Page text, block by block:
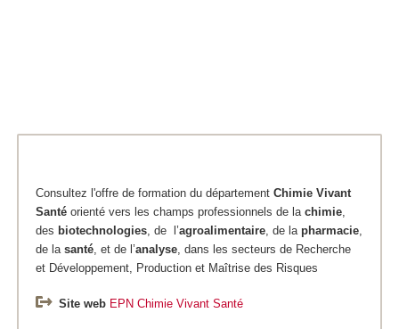
Consultez l'offre de formation du département Chimie Vivant
Santé orienté vers les champs professionnels de la chimie
des biotechnologies , de l’agroalimentaire , de la pharmacie
de la santé , et de l’analyse , dans les secteurs de Recherche
et Développement, Production et Maîtrise des Risques
Site web EPN Chimie Vivant Santé